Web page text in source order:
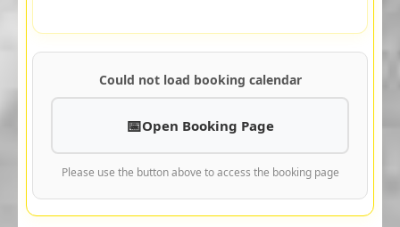
Could not load booking calendar
Open Booking Page
Please use the button above to access the booking page